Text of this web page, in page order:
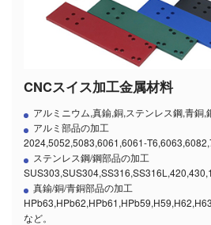
CNCスイス加工金属材料
アルミニウム,真鍮,銅,ステンレス鋼,青銅,
アルミ部品の加工
2024,5052,5083,6061,6061-
ステンレス鋼/鋼部品の加工
真鍮/銅/青銅部品の加工
など。